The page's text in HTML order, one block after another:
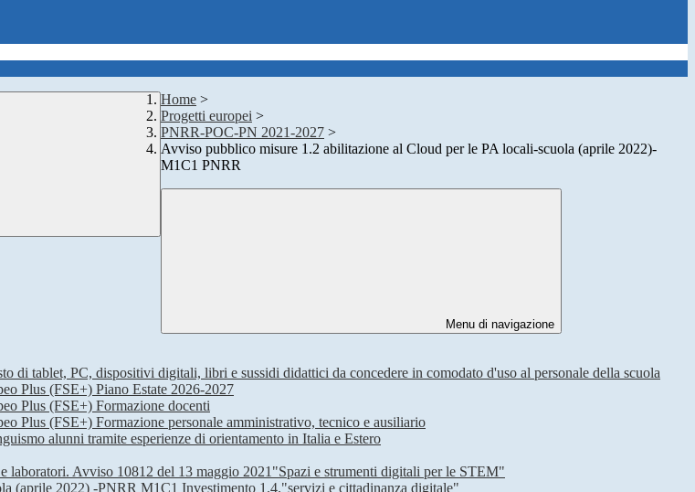
Home >
Progetti europei >
PNRR-POC-PN 2021-2027 >
Avviso pubblico misure 1.2 abilitazione al Cloud per le PA locali-scuola (aprile 2022)-
M1C1 PNRR
Menu di navigazione
di tablet, PC, dispositivi digitali, libri e sussidi didattici da concedere in comodato d'uso al personale della scuola
Plus (FSE+) Piano Estate 2026-2027
Plus (FSE+) Formazione docenti
Plus (FSE+) Formazione personale amministrativo, tecnico e ausiliario
alunni tramite esperienze di orientamento in Italia e Estero
Avviso 10812 del 13 maggio 2021"Spazi e strumenti digitali per le STEM"
(aprile 2022) -PNRR M1C1 Investimento 1.4."servizi e cittadinanza digitale"